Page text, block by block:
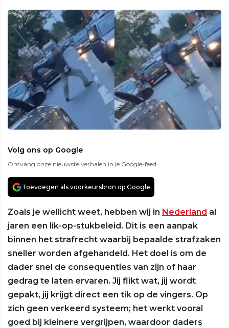
Volg ons op Google
Ontvang onze nieuwste verhalen in je Google-feed
Toevoegen als voorkeursbron op Google
Zoals je wellicht weet, hebben wij in Nederland al
jaren een lik-op-stukbeleid. Dit is een aanpak
binnen het strafrecht waarbij bepaalde strafzaken
sneller worden afgehandeld. Het doel is om de
dader snel de consequenties van zijn of haar
gedrag te laten ervaren. Jij flikt wat, jij wordt
gepakt, jij krijgt direct een tik op de vingers. Op
zich geen verkeerd systeem; het werkt vooral
goed bij kleinere vergrijpen, waardoor daders